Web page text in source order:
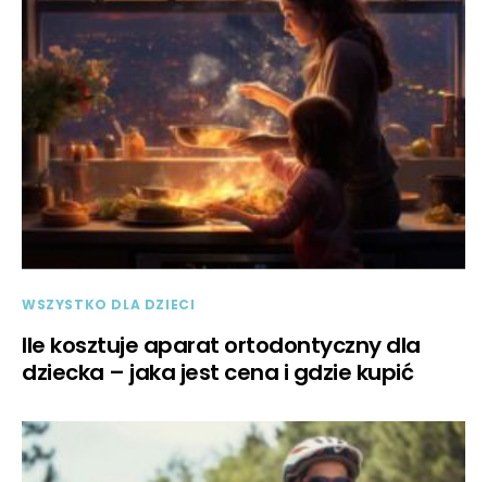
WSZYSTKO DLA DZIECI
Ile kosztuje aparat ortodontyczny dla
dziecka – jaka jest cena i gdzie kupić